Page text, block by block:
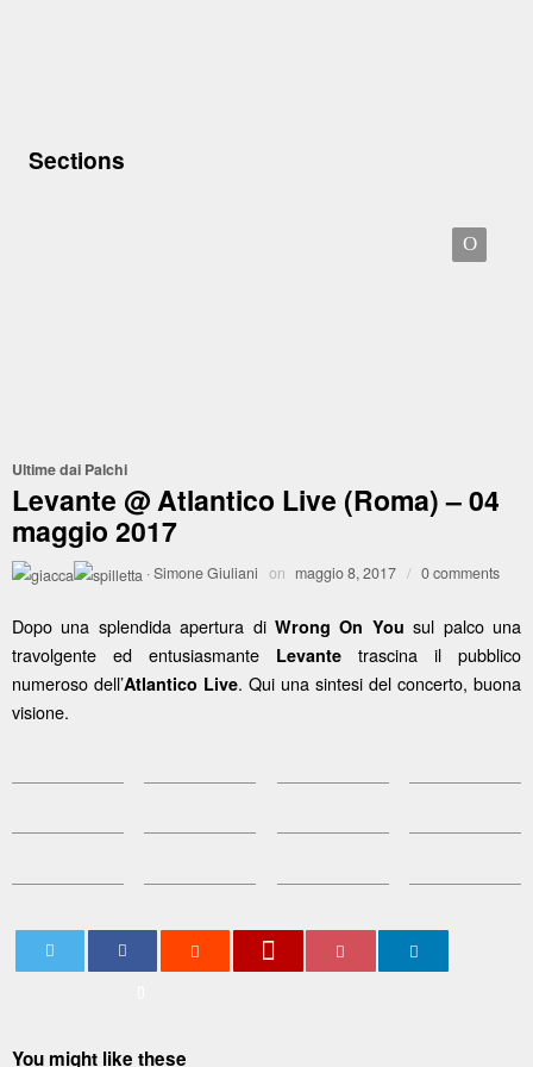
Sections
O
Ultime dai Palchi
Levante @ Atlantico Live (Roma) – 04
maggio 2017
·Simone Giuliani on maggio 8, 2017 / 0 comments
Dopo una splendida apertura di Wrong On You sul palco una
travolgente ed entusiasmante Levante trascina il pubblico
numeroso dell’Atlantico Live. Qui una sintesi del concerto, buona
visione.
You might like these